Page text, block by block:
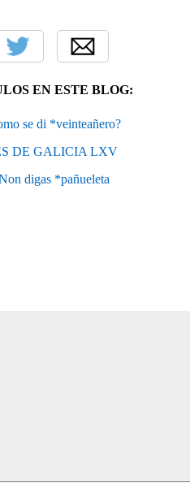
EN ESTE BLOG:
se di *veinteañero?
DE GALICIA LXV
digas *pañueleta